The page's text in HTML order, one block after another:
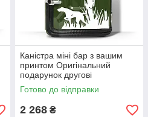
Каністра міні бар з вашим
принтом Оригінальний
подарунок другові
автовласнику автолюбителю
для гаража
Готово до відправки
2 268 ₴